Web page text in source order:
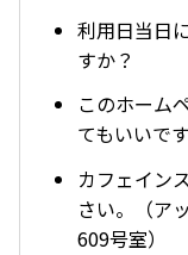
利用日当日
すか？
このホーム
てもいいで
カフェイン
さい。（ア
609号室）